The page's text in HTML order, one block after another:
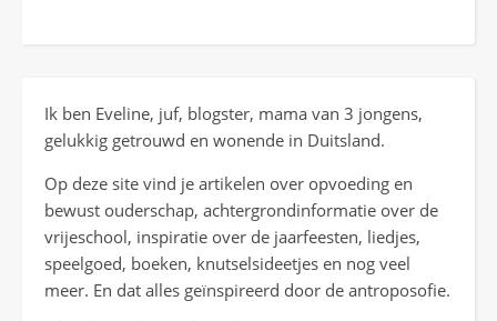
Ik ben Eveline, juf, blogster, mama van 3 jongens,
gelukkig getrouwd en wonende in Duitsland.
Op deze site vind je artikelen over opvoeding en
bewust ouderschap, achtergrondinformatie over de
vrijeschool, inspiratie over de jaarfeesten, liedjes,
speelgoed, boeken, knutselsideetjes en nog veel
meer. En dat alles geïnspireerd door de antroposofie.